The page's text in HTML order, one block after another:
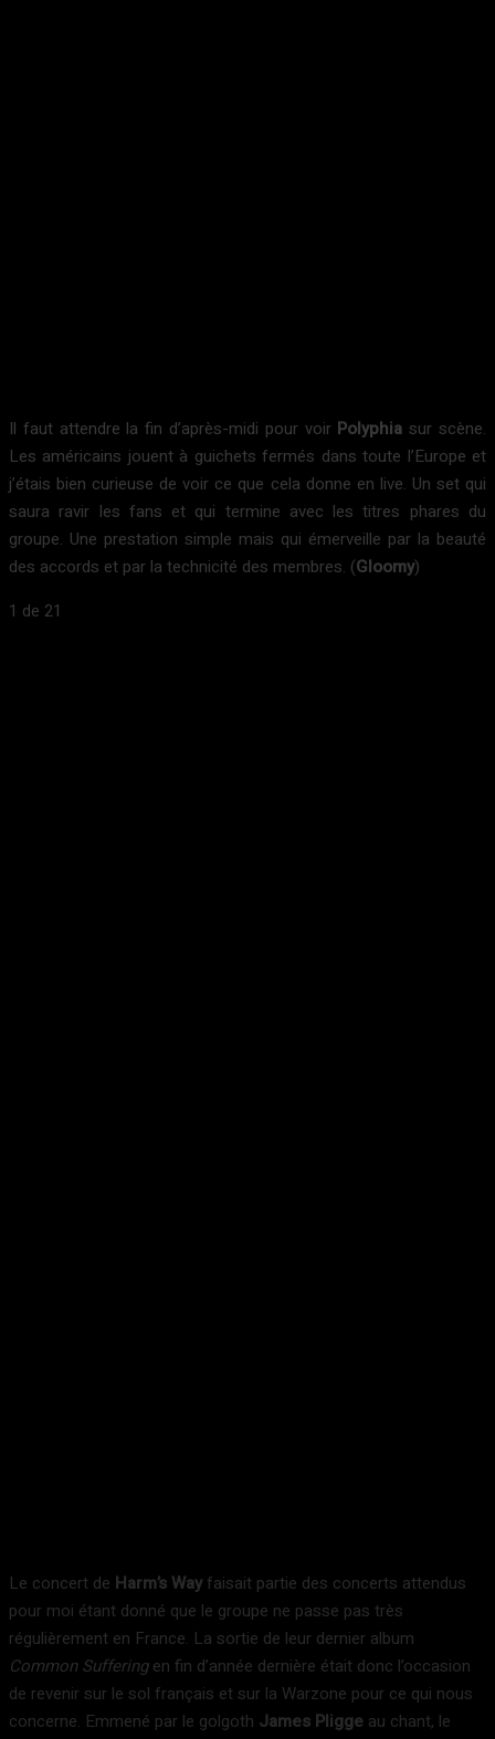
Il faut attendre la fin d’après-midi pour voir Polyphia sur scène.
Les américains jouent à guichets fermés dans toute l’Europe et
j’étais bien curieuse de voir ce que cela donne en live. Un set qui
saura ravir les fans et qui termine avec les titres phares du
groupe. Une prestation simple mais qui émerveille par la beauté
des accords et par la technicité des membres. (Gloomy)
1 de 21
Le concert de Harm’s Way faisait partie des concerts attendus
pour moi étant donné que le groupe ne passe pas très
régulièrement en France. La sortie de leur dernier album
Common Sufferingen fin d’année dernière était donc l’occasion
de revenir sur le sol français et sur la Warzone pour ce qui nous
concerne. Emmené par le golgoth James Pligge au chant, le